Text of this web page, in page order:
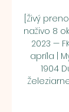
[Živý
naživo 8
2023 —
apríla |
1904